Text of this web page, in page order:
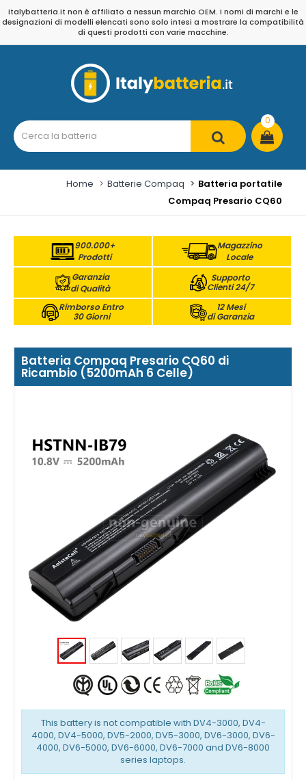
italybatteria.it non è affiliato a nessun marchio OEM. I nomi di marchi e le
designazioni di modelli elencati sono solo intesi a mostrare la compatibilità
di questi prodotti con varie macchine.
0
Home Batterie Compaq
Batteria portatile
Compaq Presario CQ60
900.000+
Prodotti
Magazzino
Locale
Garanzia
di Qualità
Supporto
Clienti 24/7
Rimborso Entro
30 Giorni
12 Mesi
di Garanzia
Batteria Compaq Presario CQ60 di
Ricambio (5200mAh 6 Celle)
This battery is not compatible with DV4-3000, DV4-
4000, DV4-5000, DV5-2000, DV5-3000, DV6-3000, DV6-
4000, DV6-5000, DV6-6000, DV6-7000 and DV6-8000
series laptops.